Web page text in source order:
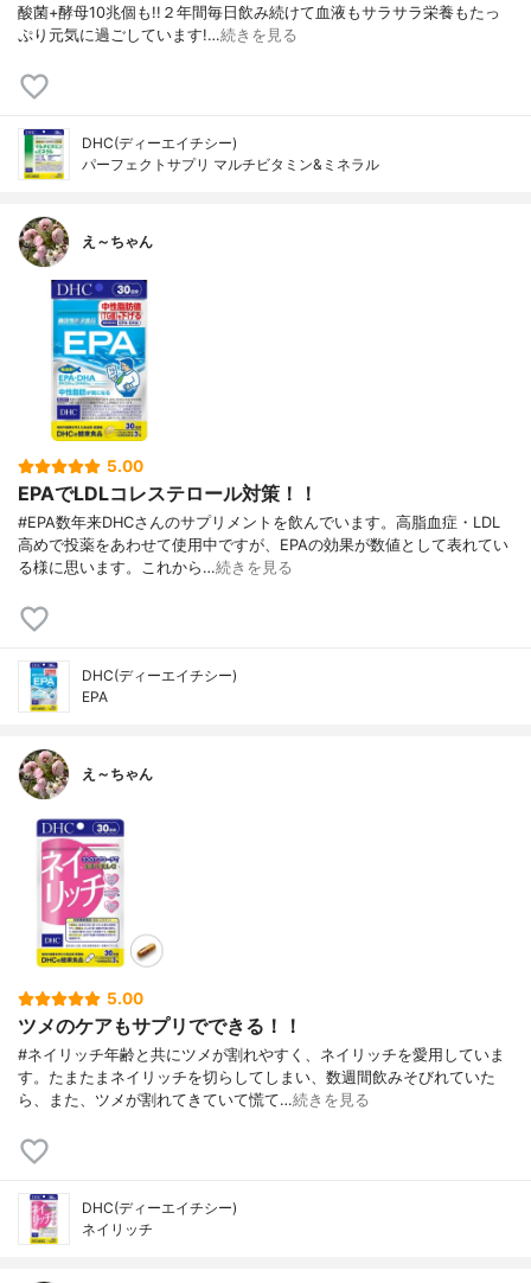
酸菌+酵母10兆個も!!２年間毎日飲み続けて血液もサラサラ栄養もたっ
ぷり元気に過ごしています!…続きを見る
DHC(ディーエイチシー)
パーフェクトサプリ マルチビタミン&ミネラル
え～ちゃん
5.00
EPAでLDLコレステロール対策！！
#EPA数年来DHCさんのサプリメントを飲んでいます。高脂血症・LDL
高めで投薬をあわせて使用中ですが、EPAの効果が数値として表れてい
る様に思います。これから…続きを見る
DHC(ディーエイチシー)
EPA
え～ちゃん
5.00
ツメのケアもサプリでできる！！
#ネイリッチ年齢と共にツメが割れやすく、ネイリッチを愛用していま
す。たまたまネイリッチを切らしてしまい、数週間飲みそびれていた
ら、また、ツメが割れてきていて慌て…続きを見る
DHC(ディーエイチシー)
ネイリッチ